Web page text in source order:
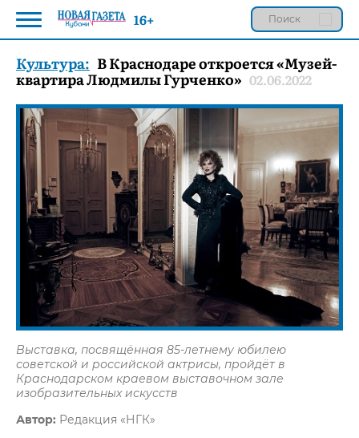
Культура: В Краснодаре откроется «Музей-
квартира Людмилы Гурченко» 02.06.2022
Выставка, посвящённая 85-летнему юбилею
советской и российской актрисы, пройдёт в
Краснодарском краевом выставочном зале
изобразительных искусств
Автор: Редакция «НГК»
16+